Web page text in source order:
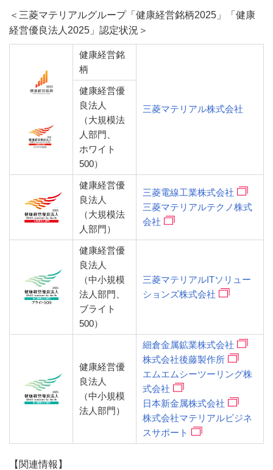
＜三菱マテリアルグループ「健康経営銘柄2025」「健康
経営優良法人2025」認定状況＞
健康経営銘
柄
三菱マテリアル株式会社
健康経営優
良法人
（大規模法
人部門、
ホワイト
500）
健康経営優
良法人
（大規模法
人部門）
三菱電線工業株式会社
三菱マテリアルテクノ株式
会社
健康経営優
良法人
（中小規模
法人部門、
ブライト
500）
三菱マテリアルITソリュー
ションズ株式会社
健康経営優
良法人
（中小規模
法人部門）
細倉金属鉱業株式会社
株式会社後藤製作所
エムエムシーツーリング株
式会社
日本新金属株式会社
株式会社マテリアルビジネ
スサポート
【関連情報】